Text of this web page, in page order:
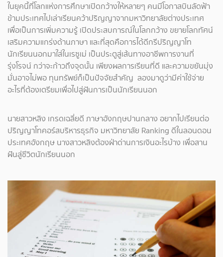
ในยุคนี้ที่โลกแห่งการศึกษาเปิดกว้างให้หลายๆ คนมีโอกาสบินลัดฟ้า
ข้ามประเทศไปเล่าเรียนคว้าปริญญาจากมหาวิทยาลัยต่างประเทศ
เพื่อเป็นการเพิ่มความรู้ เปิดประสบการณ์ในโลกกว้าง ขยายโลกทัศน์
เสริมความแกร่งด้านภาษา และที่สุดคือการได้ดีกรีปริญญาโท
นักเรียนนอกมาใส่ในเรซูเม่ เป็นประตูสู่เส้นทางอาชีพการงานที่
รุ่งโรจน์ กว่าจะก้าวถึงจุดนั้น เพียงผลการเรียนที่ดี และความขยันมุ่ง
มั่นอาจไม่พอ ทุนทรัพย์ก็เป็นปัจจัยสำคัญ ลองมาดูว่ามีค่าใช้จ่าย
อะไรที่ต้องเตรียมเพื่อไปสู่ฝันการเป็นนักเรียนนอก
นายสาวหลิง เกรดเฉลี่ยดี ภาษาอังกฤษปานกลาง อยากไปเรียนต่อ
ปริญญาโทคอร์สบริหารธุรกิจ มหาวิทยาลัย Ranking ดีในลอนดอน
ประเทศอังกฤษ นางสาวหลิงต้องฝ่าด่านการเงินอะไรบ้าง เพื่อสาน
ฝันสู่ชีวิตนักเรียนนอก